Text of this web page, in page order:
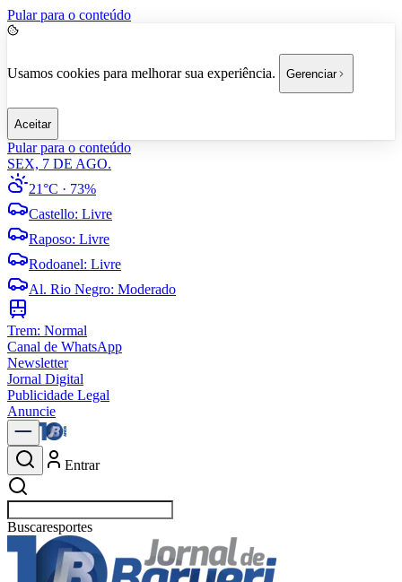
Pular para o conteúdo
Usamos cookies para melhorar sua experiência. Gerenciar
Aceitar
Pular para o conteúdo
SEX, 7 DE AGO.
21°C · 73%
Castello: Livre
Raposo: Livre
Rodoanel: Livre
Al. Rio Negro: Moderado
Trem: Normal
Canal de WhatsApp
Newsletter
Jornal Digital
Publicidade Legal
Anuncie
Entrar
Buscarpolí